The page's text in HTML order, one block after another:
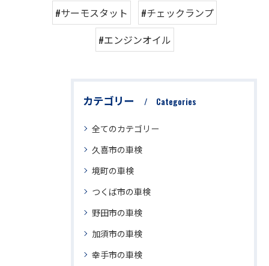
#サーモスタット
#チェックランプ
#エンジンオイル
カテゴリー Categories
全てのカテゴリー
久喜市の車検
境町の車検
つくば市の車検
野田市の車検
加須市の車検
幸手市の車検